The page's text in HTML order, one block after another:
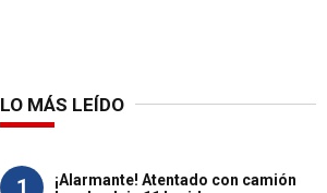
LO MÁS LEÍDO
1
¡Alarmante! Atentado con camión